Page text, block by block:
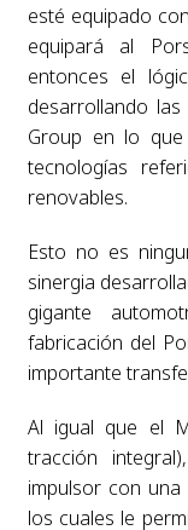
esté equipado
equipará al
entonces el
desarrollando
Group en lo
tecnologías
renovables.
Esto no es
sinergia
gigante
fabricación del
importante
Al igual que el
tracción
impulsor con
los cuales le